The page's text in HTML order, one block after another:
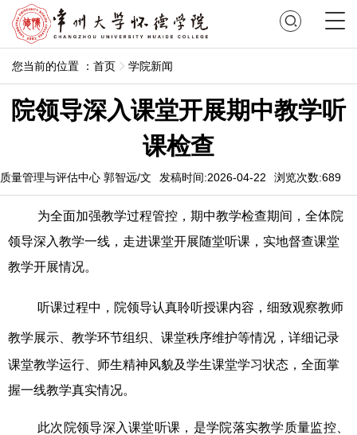
您当前的位置 ： 首页 学院新闻
院领导深入课堂开展期中教学听
课检查
质量管理与评估中心 郭智远/文 发稿时间:2026-04-22 浏览次数:689
为全面加强教学过程管控，期中教学检查期间， 全体院
领导深入教学一线，走进课堂开展随堂听课，实地督查课堂
教学开展情况。
听课过程中，院领导认真聆听授课内容，细致观察教师
教学展示、教学环节组织、课堂秩序维护等情况，详细记录
课堂教学运行、师生精神风貌及学生课堂学习状态，全面掌
握一线教学真实情况。
此次 院领导深入课堂听课，是学院落实教学质量监控、